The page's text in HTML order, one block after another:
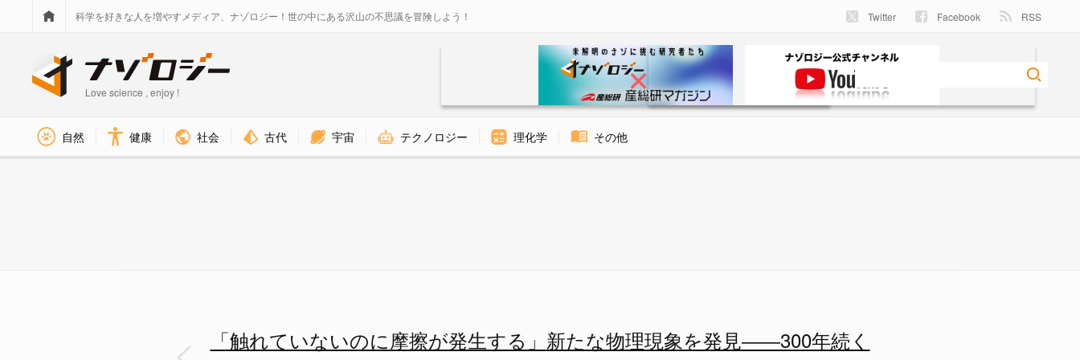
科学を好きな人を増やすメディア、ナゾロジー！世の中にある沢山の不思議を冒険しよう！ Twitter Facebook RSS
Love science , enjoy !
自然 健康 社会 古代 宇宙 テクノロジー 理化学 その他
「触れていないのに摩擦が発生する」新たな物理現象を発見――300年続く